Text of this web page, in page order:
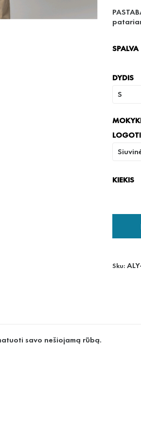
SPALVA
DYDIS
KIEKIS
Sku:
savo nešiojamą rūbą.